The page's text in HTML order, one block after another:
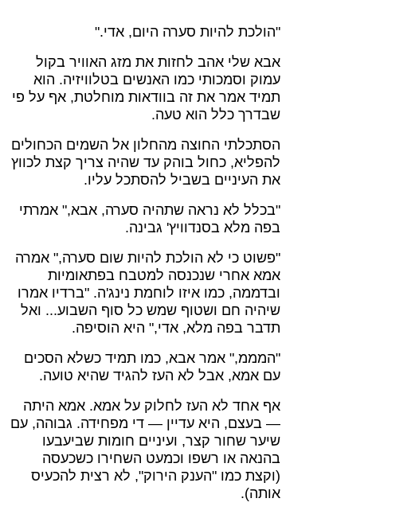
"הולכת להיות סערה היום, אדי."
אבא שלי אהב לחזות את מזג האוויר בקול
עמוק וסמכותי כמו האנשים בטלוויזיה. הוא
תמיד אמר את זה בוודאות מוחלטת, אף על פי
שבדרך כלל הוא טעה.
הסתכלתי החוצה מהחלון אל השמים הכחולים
להפליא, כחול בוהק עד שהיה צריך קצת לכווץ
את העיניים בשביל להסתכל עליו.
"בכלל לא נראה שתהיה סערה, אבא," אמרתי
בפה מלא בסנדוויץ' גבינה.
"פשוט כי לא הולכת להיות שום סערה," אמרה
אמא אחרי שנכנסה למטבח בפתאומיות
ובדממה, כמו איזו לוחמת נינג'ה. "ברדיו אמרו
שיהיה חם ושטוף שמש כל סוף השבוע... ואל
תדבר בפה מלא, אדי," היא הוסיפה.
"המממ," אמר אבא, כמו תמיד כשלא הסכים
עם אמא, אבל לא העז להגיד שהיא טועה.
אף אחד לא העז לחלוק על אמא. אמא היתה
— בעצם, היא עדיין — די מפחידה. גבוהה, עם
שיער שחור קצר, ועיניים חומות שביעבעו
בהנאה או רשפו וכמעט השחירו כשכעסה
(וקצת כמו "הענק הירוק", לא רצית להכעיס
אותה).